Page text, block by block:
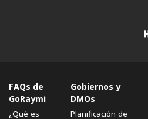
FAQs de
GoRaymi
¿Qué es
Gobiernos y
DMOs
Planificación de